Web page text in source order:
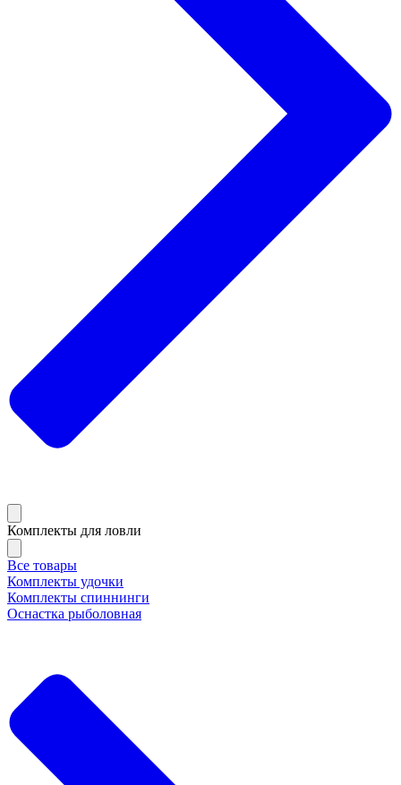
Комплекты для ловли
Все товары
Комплекты удочки
Комплекты спиннинги
Оснастка рыболовная